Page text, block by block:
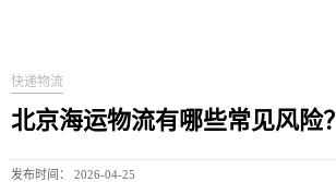
快递物流
北京海运物流有哪些常见风险？
发布时间： 2026-04-25